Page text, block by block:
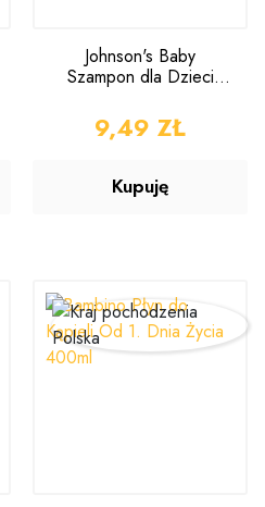
Johnson's Baby
Szampon dla Dzieci
CENA
9,49 ZŁ
Kupuję